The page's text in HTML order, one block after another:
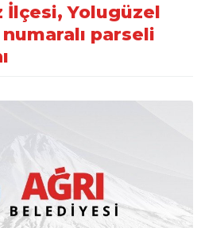
İlçesi, Yolugüzel
numaralı parseli